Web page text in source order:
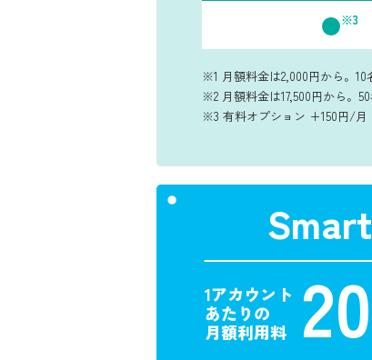
※3
※1 月額料金は2,000円から。10
※2 月額料金は17,500円から。
※3 有料オプション +150円/月
1アカウント
あたりの
月額利用料